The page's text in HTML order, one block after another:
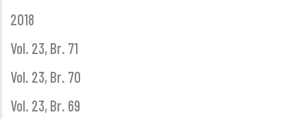
2018
Vol. 23, Br. 71
Vol. 23, Br. 70
Vol. 23, Br. 69